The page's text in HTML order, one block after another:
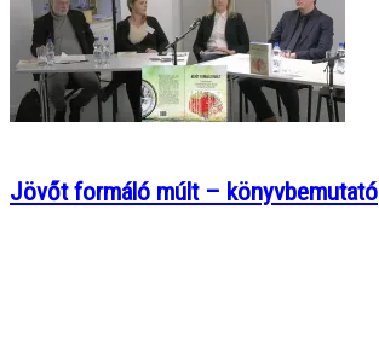
Jövőt formáló múlt – könyvbemutató